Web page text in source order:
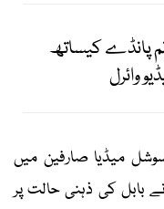
پانڈے کیساتھ
وائرل
میڈیا صارفین میں
بابل کی ذہنی حالت پر